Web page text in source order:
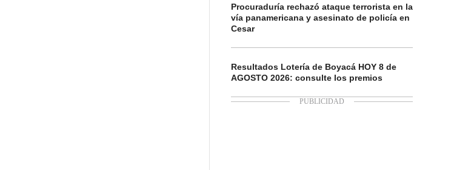
Procuraduría rechazó ataque terrorista en la
vía panamericana y asesinato de policía en
Cesar
Resultados Lotería de Boyacá HOY 8 de
AGOSTO 2026: consulte los premios